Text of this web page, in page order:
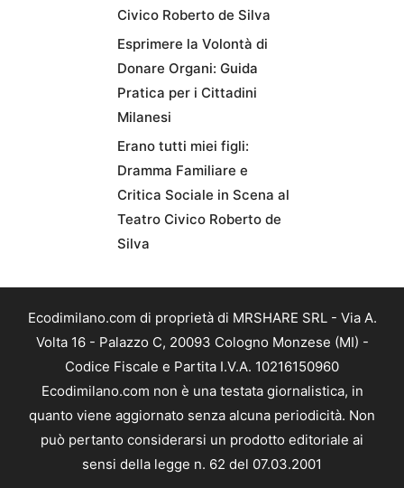
Civico Roberto de Silva
Esprimere la Volontà di
Donare Organi: Guida
Pratica per i Cittadini
Milanesi
Erano tutti miei figli:
Dramma Familiare e
Critica Sociale in Scena al
Teatro Civico Roberto de
Silva
Ecodimilano.com di proprietà di MRSHARE SRL - Via A.
Volta 16 - Palazzo C, 20093 Cologno Monzese (MI) -
Codice Fiscale e Partita I.V.A. 10216150960
Ecodimilano.com non è una testata giornalistica, in
quanto viene aggiornato senza alcuna periodicità. Non
può pertanto considerarsi un prodotto editoriale ai
sensi della legge n. 62 del 07.03.2001